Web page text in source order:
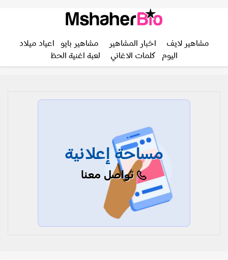
مشاهير لايف اخبار المشاهير مشاهير بايو
اعياد ميلاد
اليوم
كلمات الاغاني لعبة اغنية الحظ
مساحة إعلانية
تواصل معنا